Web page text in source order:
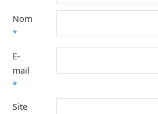
Nom
*
E-
mail
*
Site